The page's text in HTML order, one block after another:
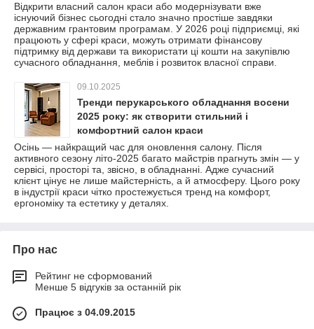
Відкрити власний салон краси або модернізувати вже
існуючий бізнес сьогодні стало значно простіше завдяки
державним грантовим програмам. У 2026 році підприємці, які
працюють у сфері краси, можуть отримати фінансову
підтримку від держави та використати ці кошти на закупівлю
сучасного обладнання, меблів і розвиток власної справи.
09.10.2025
Тренди перукарського обладнання восени
2025 року: як створити стильний і
комфортний салон краси
Осінь — найкращий час для оновлення салону. Після
активного сезону літо-2025 багато майстрів прагнуть змін — у
сервісі, просторі та, звісно, в обладнанні. Адже сучасний
клієнт цінує не лише майстерність, а й атмосферу. Цього року
в індустрії краси чітко простежується тренд на комфорт,
ергономіку та естетику у деталях.
Про нас
Рейтинг не сформований
Менше 5 відгуків за останній рік
Працює з 04.09.2015